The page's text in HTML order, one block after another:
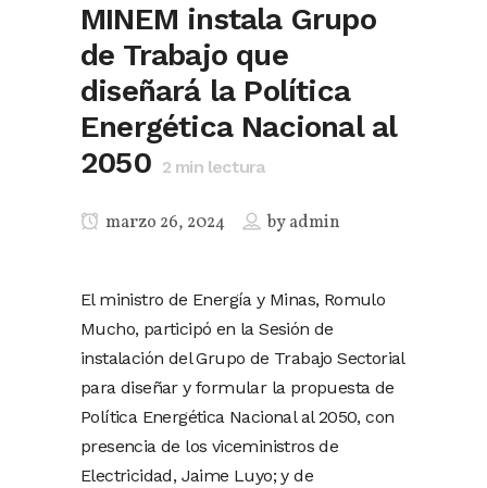
MINEM instala Grupo
de Trabajo que
diseñará la Política
Energética Nacional al
2050 2 min lectura
marzo 26, 2024 byadmin
El ministro de Energía y Minas, Romulo
Mucho, participó en la Sesión de
instalación del Grupo de Trabajo Sectorial
para diseñar y formular la propuesta de
Política Energética Nacional al 2050, con
presencia de los viceministros de
Electricidad, Jaime Luyo; y de